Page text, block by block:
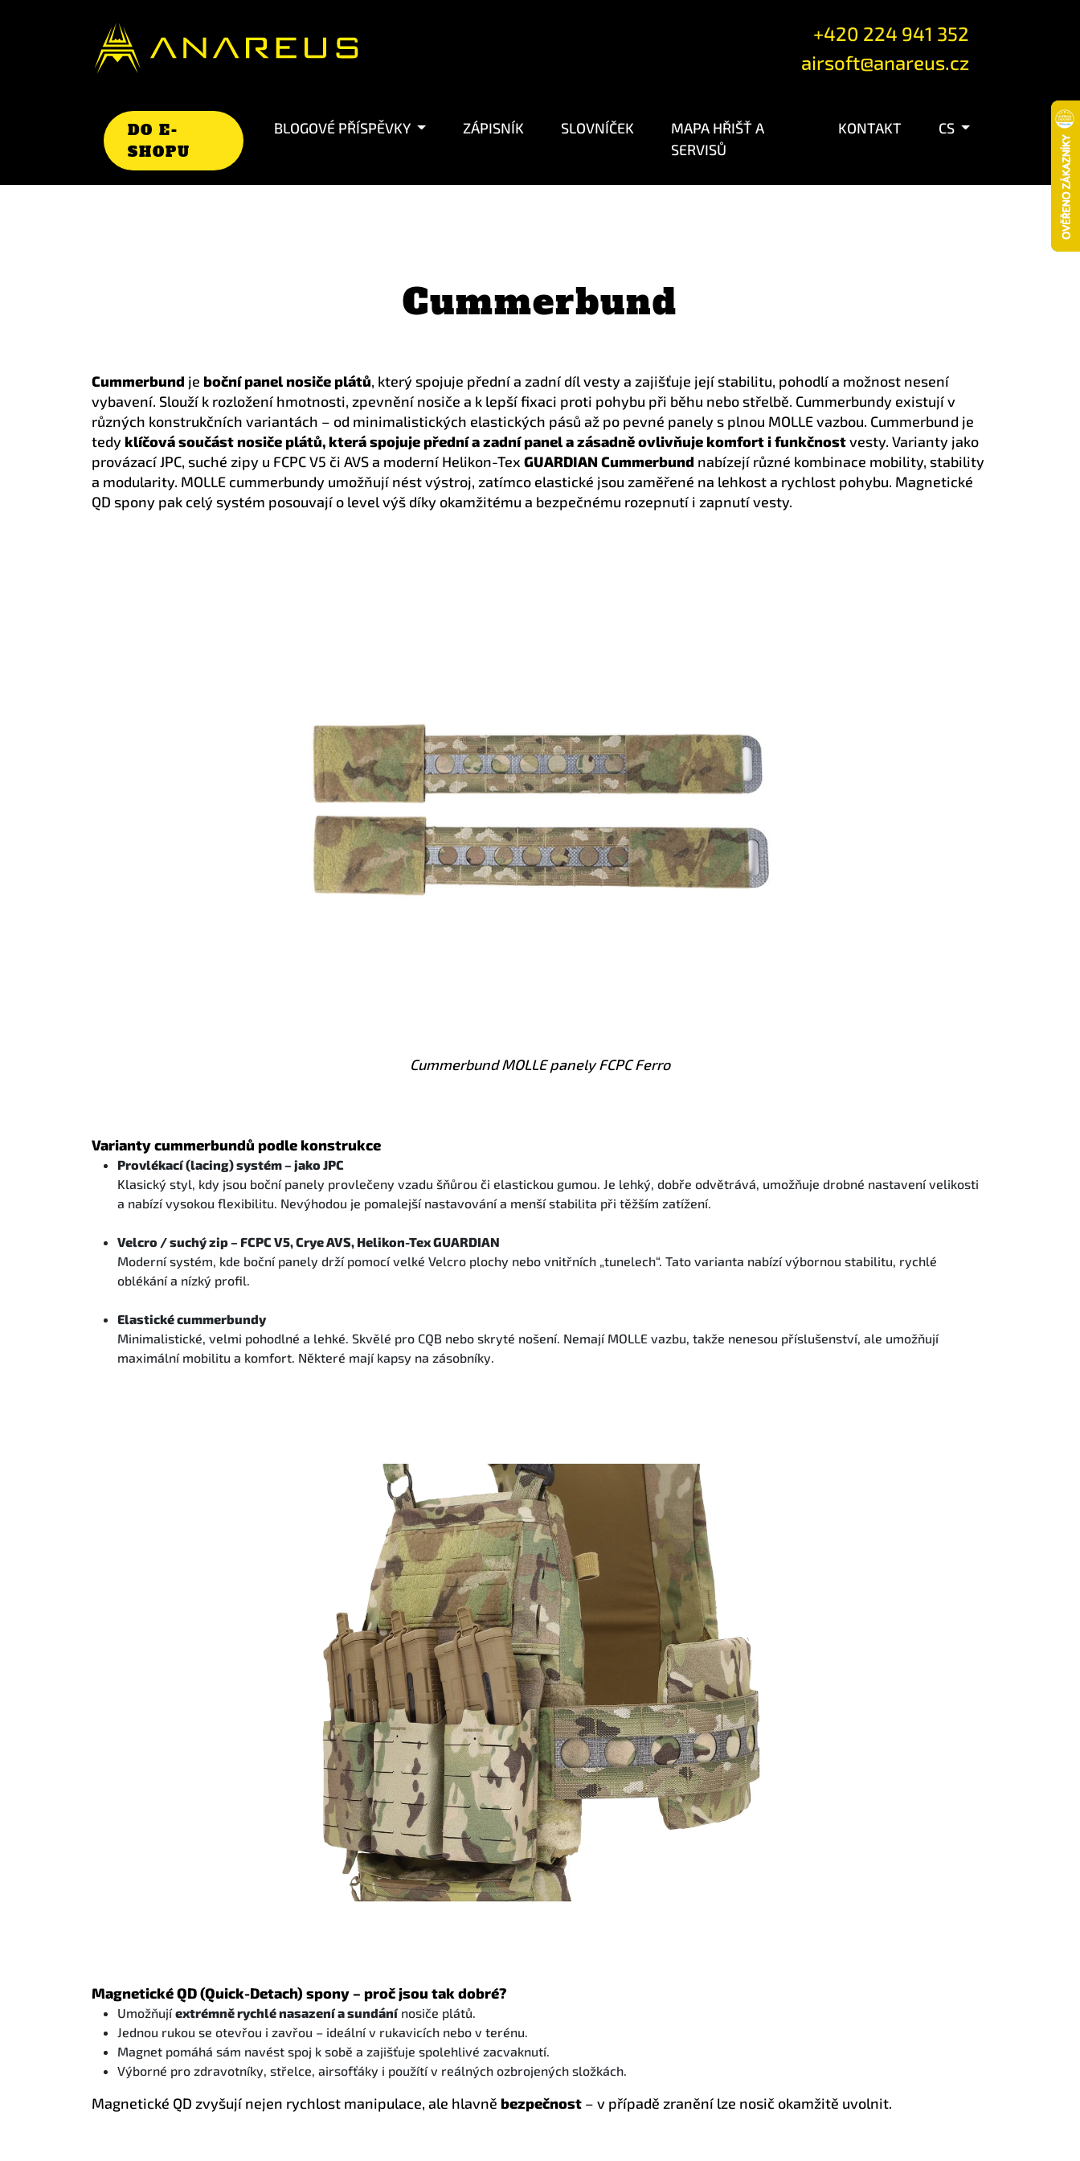
+420 224 941 352
airsoft@anareus.cz
DO E-
SHOPU
BLOGOVÉ PŘÍSPĚVKY ZÁPISNÍK SLOVNÍČEK
MAPA HŘIŠŤ A
SERVISŮ
KONTAKT CS
Cummerbund
Cummerbund je boční panel nosiče plátů, který spojuje přední a zadní díl vesty a zajišťuje její stabilitu, pohodlí a možnost nesení
vybavení. Slouží k rozložení hmotnosti, zpevnění nosiče a k lepší fixaci proti pohybu při běhu nebo střelbě. Cummerbundy existují v
různých konstrukčních variantách – od minimalistických elastických pásů až po pevné panely s plnou MOLLE vazbou. Cummerbund je
tedy klíčová součást nosiče plátů, která spojuje přední a zadní panel a zásadně ovlivňuje komfort i funkčnostvesty. Varianty jako
provázací JPC, suché zipy u FCPC V5 či AVS a moderní Helikon-Tex GUARDIAN Cummerbund nabízejí různé kombinace mobility, stability
a modularity. MOLLE cummerbundy umožňují nést výstroj, zatímco elastické jsou zaměřené na lehkost a rychlost pohybu. Magnetické
QD spony pak celý systém posouvají o level výš díky okamžitému a bezpečnému rozepnutí i zapnutí vesty.
Cummerbund MOLLE panely FCPC Ferro
Varianty cummerbundů podle konstrukce
Provlékací (lacing) systém – jako JPC
Klasický styl, kdy jsou boční panely provlečeny vzadu šňůrou či elastickou gumou. Je lehký, dobře odvětrává, umožňuje drobné nastavení velikosti
a nabízí vysokou flexibilitu. Nevýhodou je pomalejší nastavování a menší stabilita při těžším zatížení.
Velcro / suchý zip – FCPC V5, Crye AVS, Helikon-Tex GUARDIAN
Moderní systém, kde boční panely drží pomocí velké Velcro plochy nebo vnitřních „tunelech“. Tato varianta nabízí výbornou stabilitu, rychlé
oblékání a nízký profil.
Elastické cummerbundy
Minimalistické, velmi pohodlné a lehké. Skvělé pro CQB nebo skryté nošení. Nemají MOLLE vazbu, takže nenesou příslušenství, ale umožňují
maximální mobilitu a komfort. Některé mají kapsy na zásobníky.
Magnetické QD (Quick-Detach) spony – proč jsou tak dobré?
Umožňujíextrémně rychlé nasazení a sundánínosiče plátů.
Jednou rukou se otevřou i zavřou – ideální v rukavicích nebo v terénu.
Magnet pomáhá sám navést spoj k sobě a zajišťuje spolehlivé zacvaknutí.
Výborné pro zdravotníky, střelce, airsofťáky i použítí v reálných ozbrojených složkách.
Magnetické QD zvyšují nejen rychlost manipulace, ale hlavně bezpečnost – v případě zranění lze nosič okamžitě uvolnit.